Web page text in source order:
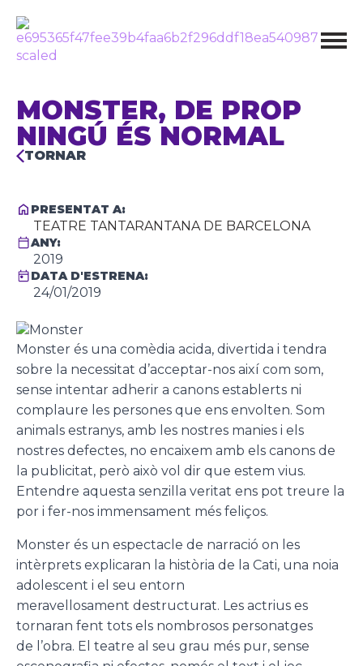
MONSTER, DE PROP
NINGÚ ÉS NORMAL
TORNAR
PRESENTAT A:
TEATRE TANTARANTANA DE BARCELONA
ANY:
2019
DATA D'ESTRENA:
24/01/2019
Monster és una comèdia acida, divertida i tendra
sobre la necessitat d’acceptar-nos així com som,
sense intentar adherir a canons establerts ni
complaure les persones que ens envolten. Som
animals estranys, amb les nostres manies i els
nostres defectes, no encaixem amb els canons de
la publicitat, però això vol dir que estem vius.
Entendre aquesta senzilla veritat ens pot treure la
por i fer-nos immensament més feliços.
Monster és un espectacle de narració on les
intèrprets explicaran la història de la Cati, una noia
adolescent i el seu entorn
meravellosament destructurat. Les actrius es
tornaran fent tots els nombrosos personatges
de l’obra. El teatre al seu grau més pur, sense